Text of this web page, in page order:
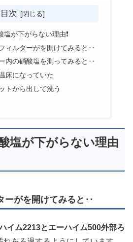
目次
が下がらない理由❗
ィルターがを開けてみると‥
内の硝酸塩を測ってみると‥
床になっていた
トから出して洗う
塩が下がらない理由
ーがを開けてみると‥
イム2213とエーハイム500外部ろ